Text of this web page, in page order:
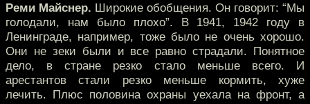
Реми Майснер. Широкие обобщения. Он говорит: “Мы
голодали, нам было плохо”. В 1941, 1942 году в
Ленинграде, например, тоже было не очень хорошо.
Они не зеки были и все равно страдали. Понятное
дело, в стране резко стало меньше всего. И
арестантов стали резко меньше кормить, хуже
лечить. Плюс половина охраны уехала на фронт, а